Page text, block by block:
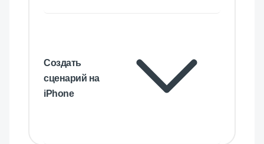
Создать
сценарий на
iPhone